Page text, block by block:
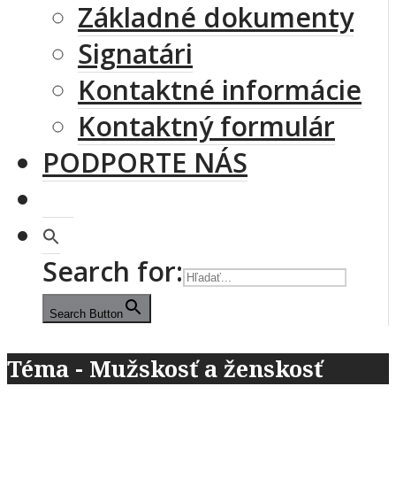
Základné dokumenty
Signatári
Kontaktné informácie
Kontaktný formulár
PODPORTE NÁS
Search for:
Search Button
Téma - Mužskosť a ženskosť